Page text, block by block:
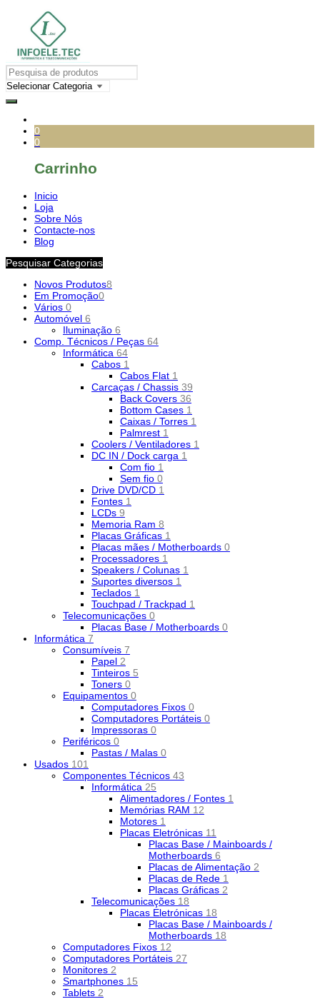
0
0
Carrinho
Inicio
Loja
Sobre Nós
Contacte-nos
Blog
Pesquisar Categorias
Novos Produtos8
Em Promoção0
Vários 0
Automóvel 6
Iluminação 6
Comp. Técnicos / Peças 64
Informática 64
Cabos 1
Cabos Flat 1
Carcaças / Chassis 39
Back Covers 36
Bottom Cases 1
Caixas / Torres 1
Palmrest 1
Coolers / Ventiladores 1
DC IN / Dock carga 1
Com fio 1
Sem fio 0
Drive DVD/CD 1
Fontes 1
LCDs 9
Memoria Ram 8
Placas Gráficas 1
Placas mães / Motherboards 0
Processadores 1
Speakers / Colunas 1
Suportes diversos 1
Teclados 1
Touchpad / Trackpad 1
Telecomunicações 0
Placas Base / Motherboards 0
Informática 7
Consumíveis 7
Papel 2
Tinteiros 5
Toners 0
Equipamentos 0
Computadores Fixos 0
Computadores Portáteis 0
Impressoras 0
Periféricos 0
Pastas / Malas 0
Usados 101
Componentes Técnicos 43
Informática 25
Alimentadores / Fontes 1
Memórias RAM 12
Motores 1
Placas Eletrónicas 11
Placas Base / Mainboards /
Motherboards 6
Placas de Alimentação 2
Placas de Rede 1
Placas Gráficas 2
Telecomunicações 18
Placas Eletrónicas 18
Placas Base / Mainboards /
Motherboards 18
Computadores Fixos 12
Computadores Portáteis 27
Monitores 2
Smartphones 15
Tablets 2